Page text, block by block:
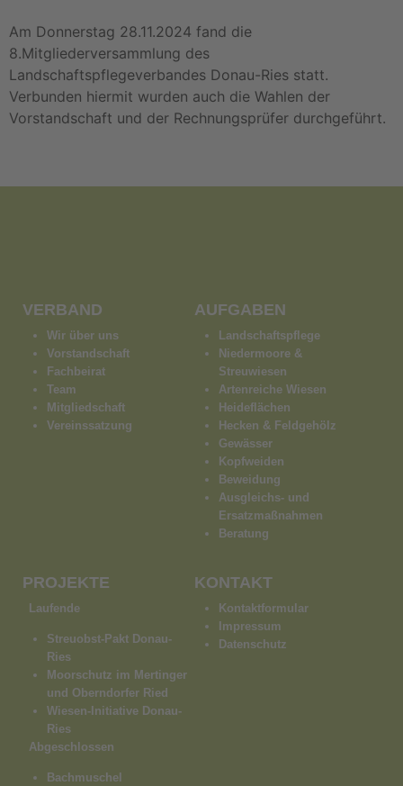
Am Donnerstag 28.11.2024 fand die
8.Mitgliederversammlung des
Landschaftspflegeverbandes Donau-Ries statt.
Verbunden hiermit wurden auch die Wahlen der
Vorstandschaft und der Rechnungsprüfer durchgeführt.
VERBAND
Wir über uns
Vorstandschaft
Fachbeirat
Team
Mitgliedschaft
Vereinssatzung
AUFGABEN
Landschaftspflege
Niedermoore &
Streuwiesen
Artenreiche Wiesen
Heideflächen
Hecken & Feldgehölz
Gewässer
Kopfweiden
Beweidung
Ausgleichs- und
Ersatzmaßnahmen
Beratung
PROJEKTE
Laufende
Streuobst-Pakt Donau-
Ries
Moorschutz im Mertinger
und Oberndorfer Ried
Wiesen-Initiative Donau-
Ries
Abgeschlossen
Bachmuschel
KONTAKT
Kontaktformular
Impressum
Datenschutz